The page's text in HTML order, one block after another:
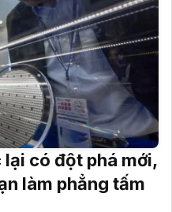
lại có đột phá mới,
làm phẳng tấm